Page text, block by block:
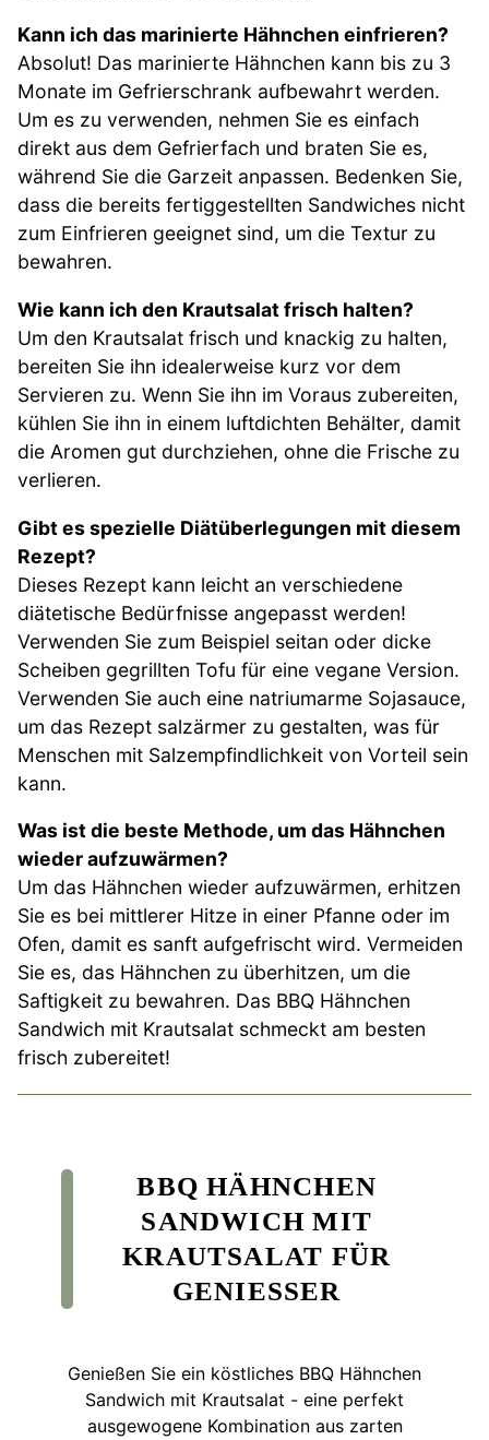
Kann ich das marinierte Hähnchen einfrieren?
Absolut! Das marinierte Hähnchen kann bis zu 3
Monate im Gefrierschrank aufbewahrt werden.
Um es zu verwenden, nehmen Sie es einfach
direkt aus dem Gefrierfach und braten Sie es,
während Sie die Garzeit anpassen. Bedenken Sie,
dass die bereits fertiggestellten Sandwiches nicht
zum Einfrieren geeignet sind, um die Textur zu
bewahren.
Wie kann ich den Krautsalat frisch halten?
Um den Krautsalat frisch und knackig zu halten,
bereiten Sie ihn idealerweise kurz vor dem
Servieren zu. Wenn Sie ihn im Voraus zubereiten,
kühlen Sie ihn in einem luftdichten Behälter, damit
die Aromen gut durchziehen, ohne die Frische zu
verlieren.
Gibt es spezielle Diätüberlegungen mit diesem
Rezept?
Dieses Rezept kann leicht an verschiedene
diätetische Bedürfnisse angepasst werden!
Verwenden Sie zum Beispiel seitan oder dicke
Scheiben gegrillten Tofu für eine vegane Version.
Verwenden Sie auch eine natriumarme Sojasauce,
um das Rezept salzärmer zu gestalten, was für
Menschen mit Salzempfindlichkeit von Vorteil sein
kann.
Was ist die beste Methode, um das Hähnchen
wieder aufzuwärmen?
Um das Hähnchen wieder aufzuwärmen, erhitzen
Sie es bei mittlerer Hitze in einer Pfanne oder im
Ofen, damit es sanft aufgefrischt wird. Vermeiden
Sie es, das Hähnchen zu überhitzen, um die
Saftigkeit zu bewahren. Das BBQ Hähnchen
Sandwich mit Krautsalat schmeckt am besten
frisch zubereitet!
BBQ HÄHNCHEN
SANDWICH MIT
KRAUTSALAT FÜR
GENIESSER
Genießen Sie ein köstliches BBQ Hähnchen
Sandwich mit Krautsalat - eine perfekt
ausgewogene Kombination aus zarten